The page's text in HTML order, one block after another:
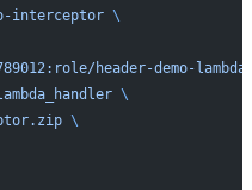
interceptor \
header-demo-
\
\